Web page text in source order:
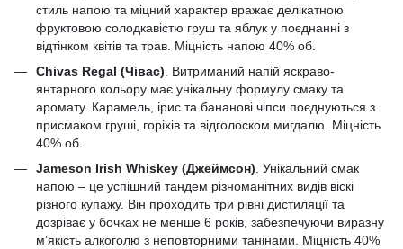
стиль напою та міцний характер вражає делікатною
фруктовою солодкавістю груш та яблук у поєднанні з
відтінком квітів та трав. Міцність напою 40% об.
Chivas Regal (Чівас) . Витриманий напій яскраво-
янтарного кольору має унікальну формулу смаку та
аромату. Карамель, ірис та бананові чіпси поєднуються з
присмаком груші, горіхів та відголоском мигдалю. Міцність
40% об.
Jameson Irish Whiskey (Джеймсон). Унікальний смак
напою – це успішний тандем різноманітних видів віскі
різного купажу. Він проходить три рівні дистиляції та
дозріває у бочках не менше 6 років, забезпечуючи виразну
м’якість алкоголю з неповторними танінами. Міцність 40%